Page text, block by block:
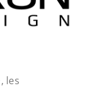
les